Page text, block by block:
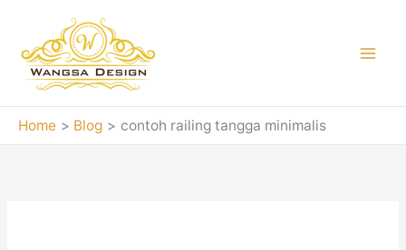
content
Home Blog contoh railing tangga minimalis